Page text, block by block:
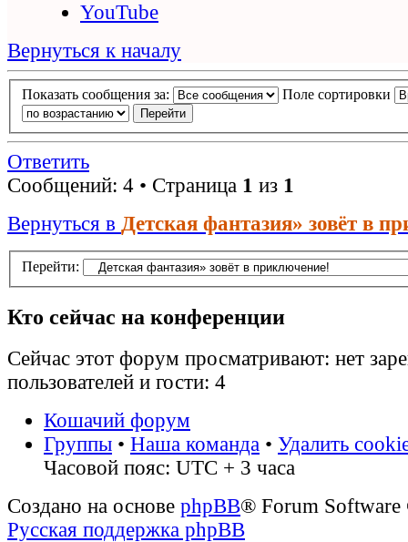
YouTube
Вернуться к началу
Показать сообщения за: Поле сортировки
Ответить
Сообщений: 4 • Страница 1 из 1
Вернуться в Детская фантазия» зовёт в
Перейти:
Кто сейчас на конференции
Сейчас этот форум просматривают: нет
пользователей и гости: 4
Кошачий форум
Группы • Наша команда • Удалить
Часовой пояс: UTC + 3 часа
Создано на основе phpBB® Forum
Русская поддержка phpBB